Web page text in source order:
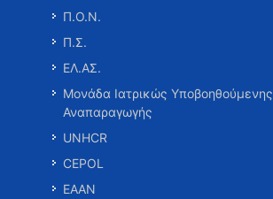
Π.Ο.Ν.
Π.Σ.
ΕΛ.ΑΣ.
Μονάδα Ιατρικώς Υποβοηθούμενης
Αναπαραγωγής
UNHCR
CEPOL
ΕΑΑΝ